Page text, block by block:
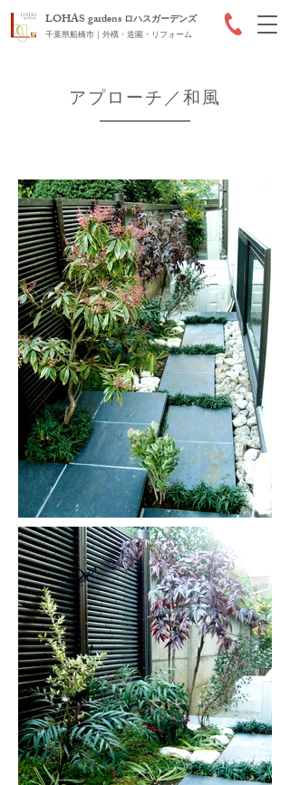
LOHAS gardens ロハスガーデンズ
千葉県船橋市｜外構・造園・リフォーム
アプローチ／和風